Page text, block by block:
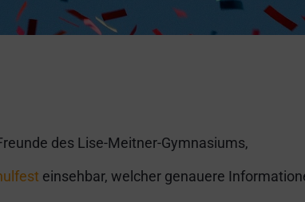
des Lise-Meitner-Gymnasiums,
einsehbar, welcher genauere